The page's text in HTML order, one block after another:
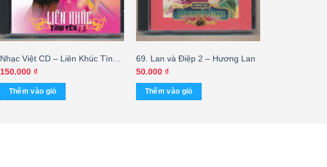
Nhạc Việt CD – Liên Khúc Tình
Yêu 13
150.000 ₫
Thêm vào giỏ
69. Lan và Điệp 2 – Hương Lan
50.000 ₫
Thêm vào giỏ